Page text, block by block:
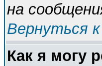
на
Вернуться к
Как я могу